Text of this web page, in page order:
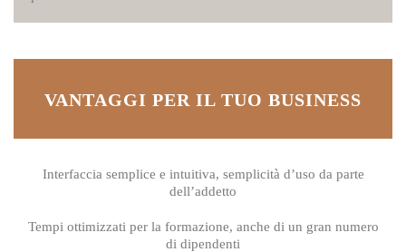
VANTAGGI PER IL TUO BUSINESS
Interfaccia semplice e intuitiva, semplicità d’uso da parte
dell’addetto
Tempi ottimizzati per la formazione, anche di un gran numero
di dipendenti